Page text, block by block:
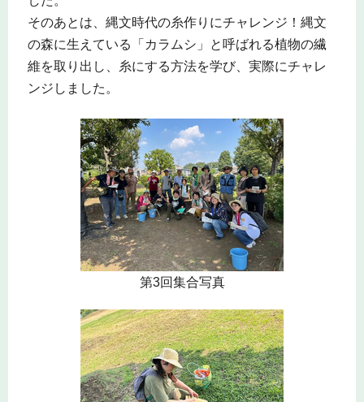
そのあとは、縄文時代の糸作りにチャレンジ！縄文
の森に生えている「カラムシ」と呼ばれる植物の繊
維を取り出し、糸にする方法を学び、実際にチャレ
ンジしました。
第3回集合写真